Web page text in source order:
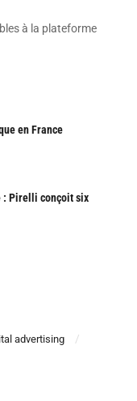
à la plateforme
en France
: Pirelli conçoit six
advertising